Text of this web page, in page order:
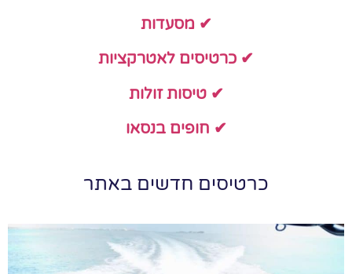
✔ מסעדות
✔ כרטיסים לאטרקציות
✔ טיסות זולות
✔ חופים בנסאו
כרטיסים חדשים באתר